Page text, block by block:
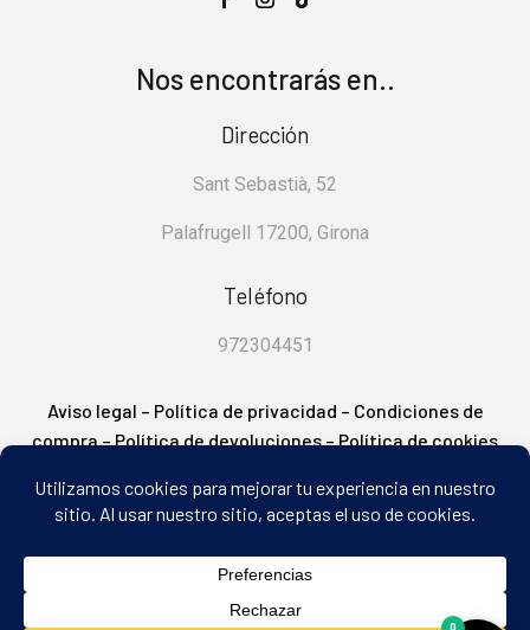
Nos encontrarás en..
Dirección
Sant Sebastià, 52
Palafrugell 17200, Girona
Teléfono
972304451
Aviso legal – Política de privacidad – Condiciones de
compra–Política de devoluciones–Política de cookies
0